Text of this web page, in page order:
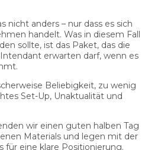
nicht anders – nur dass es sich
handelt. Was in diesem Fall
sollte, ist das Paket, das die
erwarten darf, wenn es
Beliebigkeit, zu wenig
Set-Up, Unaktualität und
wir einen guten halben Tag
Materials und legen mit der
für eine klare Positionierung.